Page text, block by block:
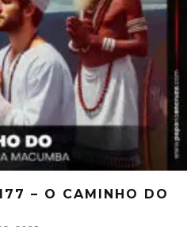
– O CAMINHO DO